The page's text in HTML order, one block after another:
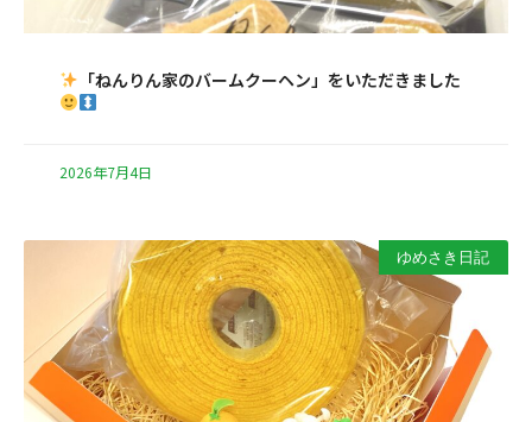
「ねんりん家のバームクーヘン」をいただきました
2026年7月4日
ゆめさき日記